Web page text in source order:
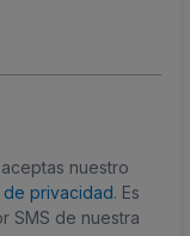
nuestro
privacidad. Es
SMS de nuestra